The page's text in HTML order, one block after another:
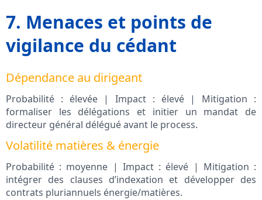
7. Menaces et points de
vigilance du cédant
Dépendance au dirigeant
Probabilité : élevée | Impact : élevé | Mitigation :
formaliser les délégations et initier un mandat de
directeur général délégué avant le process.
Volatilité matières & énergie
Probabilité : moyenne | Impact : élevé | Mitigation :
intégrer des clauses d’indexation et développer des
contrats pluriannuels énergie/matières.